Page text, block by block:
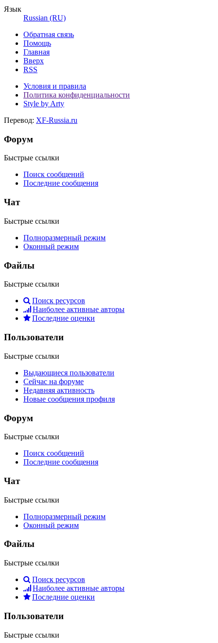
Язык
Russian (RU)
Обратная связь
Помощь
Главная
Вверх
RSS
Условия и правила
Политика конфиденциальности
Style by Arty
Перевод: XF-Russia.ru
Форум
Быстрые ссылки
Поиск сообщений
Последние сообщения
Чат
Быстрые ссылки
Полноразмерный режим
Оконный режим
Файлы
Быстрые ссылки
Поиск ресурсов
Наиболее активные авторы
Последние оценки
Пользователи
Быстрые ссылки
Выдающиеся пользователи
Сейчас на форуме
Недавняя активность
Новые сообщения профиля
Форум
Быстрые ссылки
Поиск сообщений
Последние сообщения
Чат
Быстрые ссылки
Полноразмерный режим
Оконный режим
Файлы
Быстрые ссылки
Поиск ресурсов
Наиболее активные авторы
Последние оценки
Пользователи
Быстрые ссылки